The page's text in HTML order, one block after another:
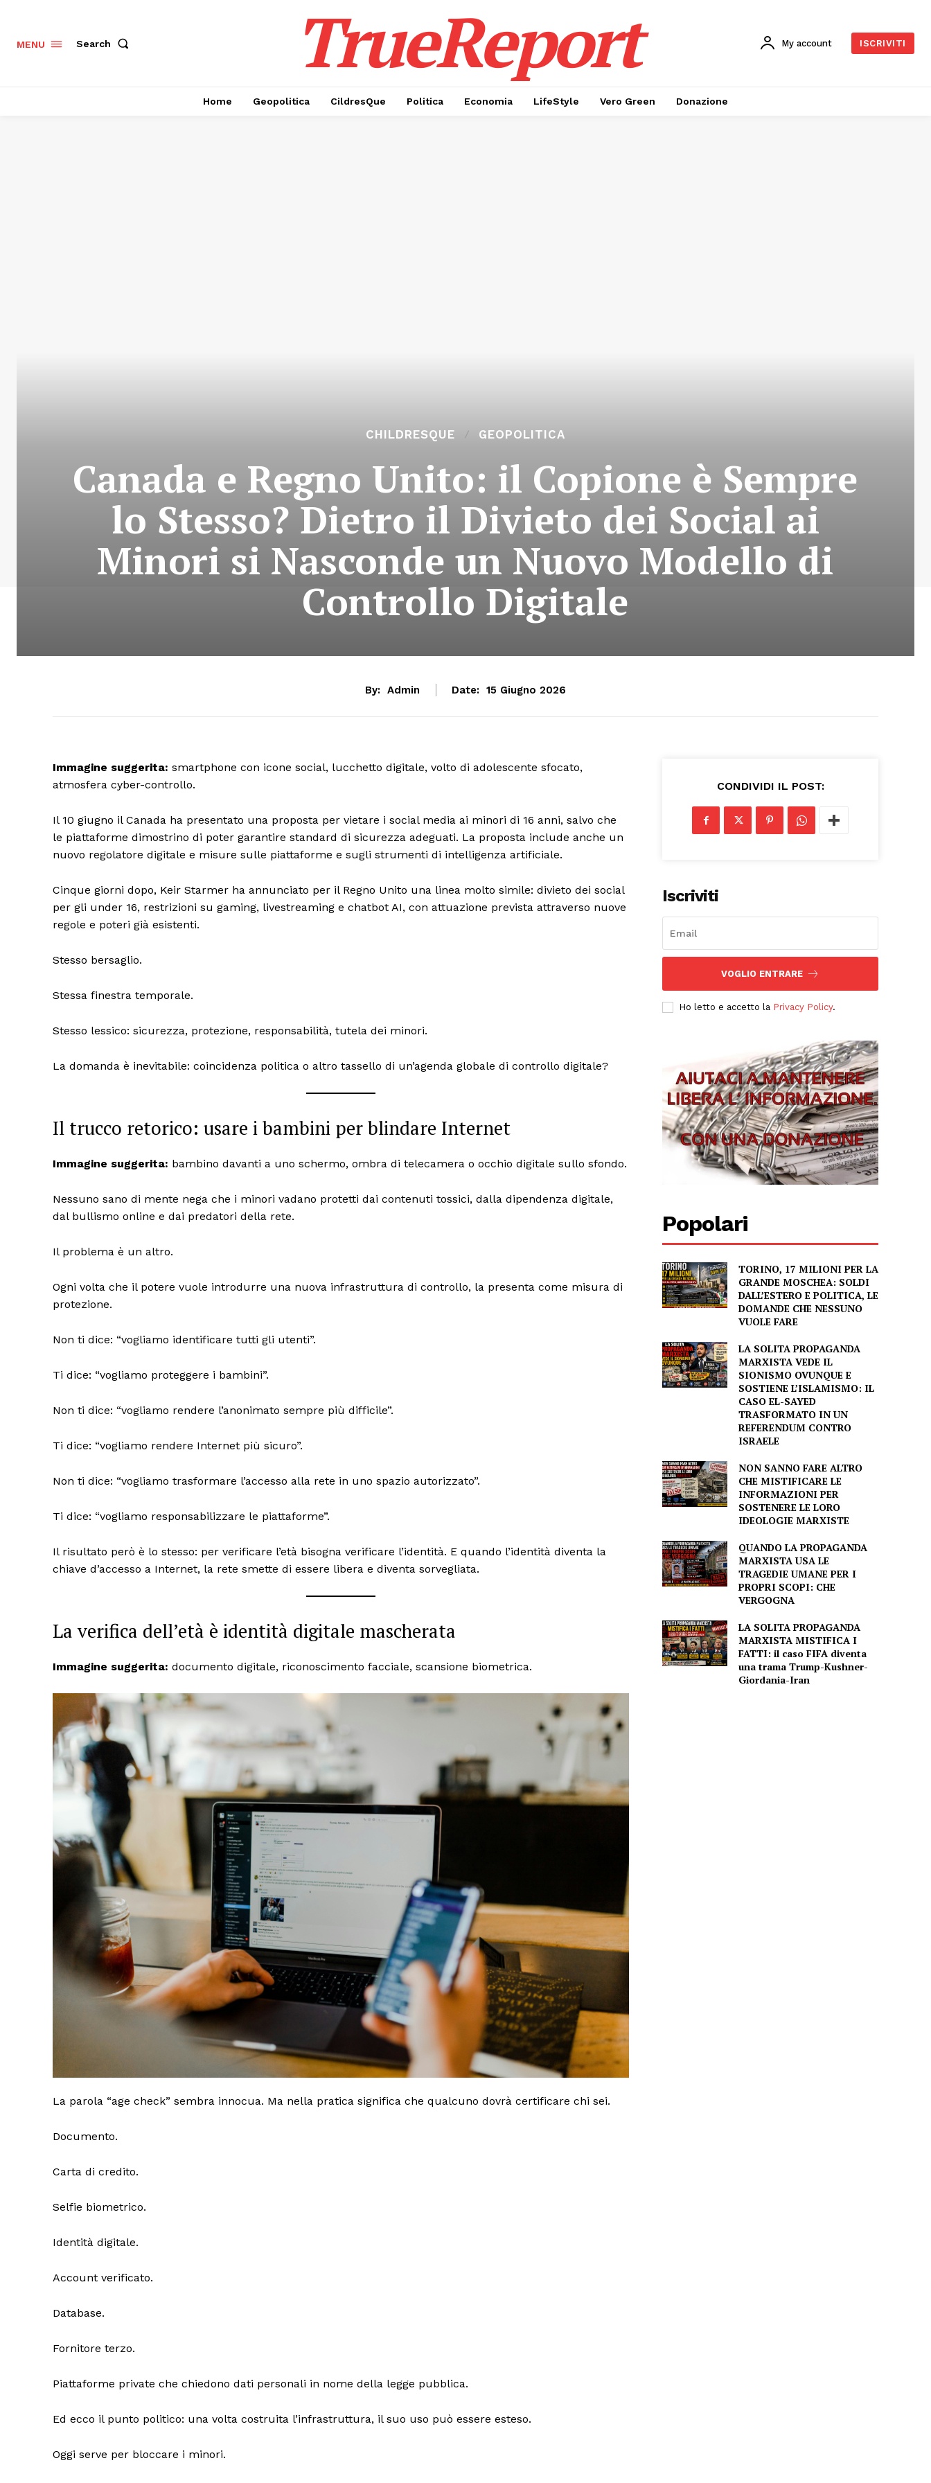
TrueReport
I cittadini sono le
notizie
ISCRIVITI ORA
Politica
Economia
Donazione
MENU Search TrueReport My account ISCRIVITI
Home Geopolitica CildresQue Politica Economia LifeStyle Vero Green Donazione
CHILDRESQUE GEOPOLITICA
Canada e Regno Unito: il Copione è Sempre
lo Stesso? Dietro il Divieto dei Social ai
Minori si Nasconde un Nuovo Modello di
Controllo Digitale
By: Admin Date: 15 Giugno 2026
Immagine suggerita: smartphone con icone social, lucchetto digitale, volto di adolescente sfocato,
atmosfera cyber-controllo.
Il 10 giugno il Canada ha presentato una proposta per vietare i social media ai minori di 16 anni, salvo che
le piattaforme dimostrino di poter garantire standard di sicurezza adeguati. La proposta include anche un
nuovo regolatore digitale e misure sulle piattaforme e sugli strumenti di intelligenza artificiale.
Cinque giorni dopo, Keir Starmer ha annunciato per il Regno Unito una linea molto simile: divieto dei social
per gli under 16, restrizioni su gaming, livestreaming e chatbot AI, con attuazione prevista attraverso nuove
regole e poteri già esistenti.
Stesso bersaglio.
Stessa finestra temporale.
Stesso lessico: sicurezza, protezione, responsabilità, tutela dei minori.
La domanda è inevitabile: coincidenza politica o altro tassello di un’agenda globale di controllo digitale?
Il trucco retorico: usare i bambini per blindare Internet
Immagine suggerita: bambino davanti a uno schermo, ombra di telecamera o occhio digitale sullo sfondo.
Nessuno sano di mente nega che i minori vadano protetti dai contenuti tossici, dalla dipendenza digitale,
dal bullismo online e dai predatori della rete.
Il problema è un altro.
Ogni volta che il potere vuole introdurre una nuova infrastruttura di controllo, la presenta come misura di
protezione.
Non ti dice: “vogliamo identificare tutti gli utenti”.
Ti dice: “vogliamo proteggere i bambini”.
Non ti dice: “vogliamo rendere l’anonimato sempre più difficile”.
Ti dice: “vogliamo rendere Internet più sicuro”.
Non ti dice: “vogliamo trasformare l’accesso alla rete in uno spazio autorizzato”.
Ti dice: “vogliamo responsabilizzare le piattaforme”.
Il risultato però è lo stesso: per verificare l’età bisogna verificare l’identità. E quando l’identità diventa la
chiave d’accesso a Internet, la rete smette di essere libera e diventa sorvegliata.
La verifica dell’età è identità digitale mascherata
Immagine suggerita: documento digitale, riconoscimento facciale, scansione biometrica.
La parola “age check” sembra innocua. Ma nella pratica significa che qualcuno dovrà certificare chi sei.
Documento.
Carta di credito.
Selfie biometrico.
Identità digitale.
Account verificato.
Database.
Fornitore terzo.
Piattaforme private che chiedono dati personali in nome della legge pubblica.
Ed ecco il punto politico: una volta costruita l’infrastruttura, il suo uso può essere esteso.
Oggi serve per bloccare i minori.
CONDIVIDI IL POST:
Iscriviti
VOGLIO ENTRARE
Ho letto e accetto la Privacy Policy.
Popolari
TORINO, 17 MILIONI PER LA
GRANDE MOSCHEA: SOLDI
DALL’ESTERO E POLITICA, LE
DOMANDE CHE NESSUNO
VUOLE FARE
LA SOLITA PROPAGANDA
MARXISTA VEDE IL
SIONISMO OVUNQUE E
SOSTIENE L’ISLAMISMO: IL
CASO EL-SAYED
TRASFORMATO IN UN
REFERENDUM CONTRO
ISRAELE
NON SANNO FARE ALTRO
CHE MISTIFICARE LE
INFORMAZIONI PER
SOSTENERE LE LORO
IDEOLOGIE MARXISTE
QUANDO LA PROPAGANDA
MARXISTA USA LE
TRAGEDIE UMANE PER I
PROPRI SCOPI: CHE
VERGOGNA
LA SOLITA PROPAGANDA
MARXISTA MISTIFICA I
FATTI: il caso FIFA diventa
una trama Trump-Kushner-
Giordania-Iran